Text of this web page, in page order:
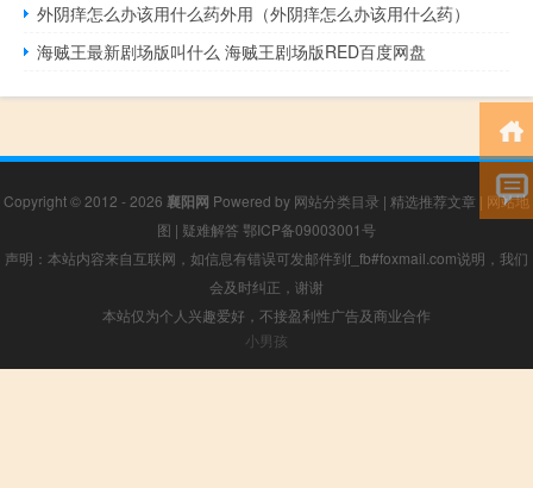
外阴痒怎么办该用什么药外用（外阴痒怎么办该用什么药）
海贼王最新剧场版叫什么 海贼王剧场版RED百度网盘
Copyright © 2012 - 2026 襄阳网 Powered by 网站分类目录 | 精选推荐文章 | 网站地
图 | 疑难解答 鄂ICP备09003001号
声明：本站内容来自互联网，如信息有错误可发邮件到f_fb#foxmail.com说明，我们
会及时纠正，谢谢
本站仅为个人兴趣爱好，不接盈利性广告及商业合作
小男孩